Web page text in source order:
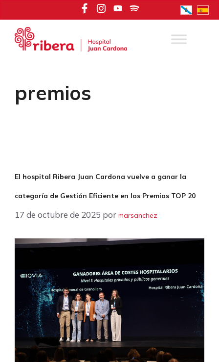
contenido
premios
El hospital Ribera Juan Cardona vuelve a ganar la
categoría de Gestión Eficiente en los Premios TOP 20
17 de octubre de 2025 por marsanchez